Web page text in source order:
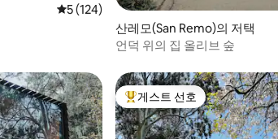
평점 5점(5점 만점), 후기 124개
5 (124)
산레모(San Remo)의 저택
언덕 위의 집 올리브 숲
상위 게스트 선호
게스트 선호